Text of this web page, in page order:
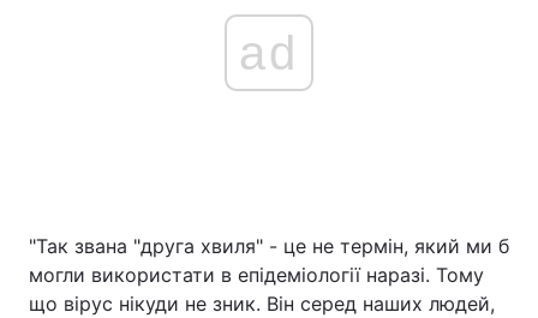
ad
"Так звана "друга хвиля" - це не термін, який ми б
могли використати в епідеміології наразі. Тому
що вірус нікуди не зник. Він серед наших людей,